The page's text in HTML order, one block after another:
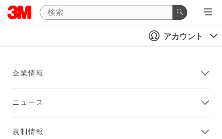
アカウント
企業情報
ニュース
規制情報